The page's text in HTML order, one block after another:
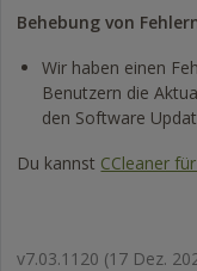
Behebung von
Wir haben einen
Benutzern die
den Software
Du kannst CCleaner
v7.03.1120 (17 Dez.